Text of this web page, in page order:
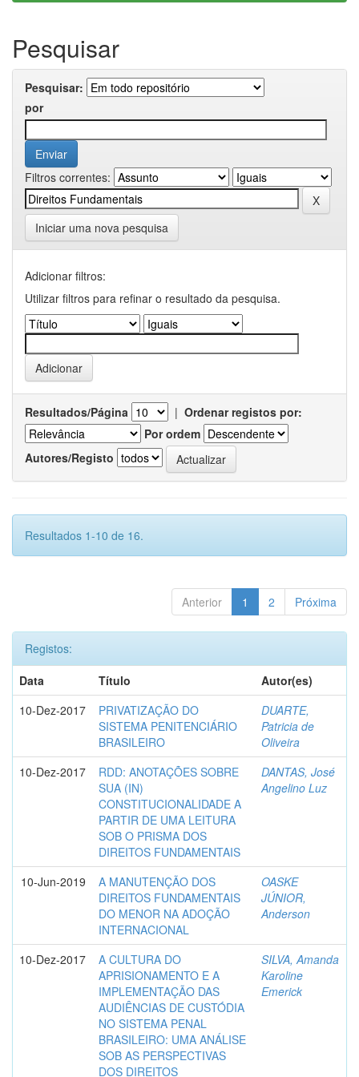
Pesquisar
Pesquisar:
por
Filtros correntes:
Iniciar uma nova pesquisa
Adicionar filtros:
Utilizar filtros para refinar o resultado da pesquisa.
Resultados/Página | Ordenar registos por:
Por ordem
Autores/Registo
Resultados 1-10 de 16.
Anterior 1 2 Próxima
Registos:
Data
Título
Autor(es)
10-Dez-2017
PRIVATIZAÇÃO DO
SISTEMA PENITENCIÁRIO
BRASILEIRO
DUARTE,
Patricia de
Oliveira
10-Dez-2017
RDD: ANOTAÇÕES SOBRE
SUA (IN)
CONSTITUCIONALIDADE A
PARTIR DE UMA LEITURA
SOB O PRISMA DOS
DIREITOS FUNDAMENTAIS
DANTAS, José
Angelino Luz
10-Jun-2019
A MANUTENÇÃO DOS
DIREITOS FUNDAMENTAIS
DO MENOR NA ADOÇÃO
INTERNACIONAL
OASKE
JÚNIOR,
Anderson
10-Dez-2017
A CULTURA DO
APRISIONAMENTO E A
IMPLEMENTAÇÃO DAS
AUDIÊNCIAS DE CUSTÓDIA
NO SISTEMA PENAL
BRASILEIRO: UMA ANÁLISE
SOB AS PERSPECTIVAS
DOS DIREITOS
SILVA, Amanda
Karoline
Emerick